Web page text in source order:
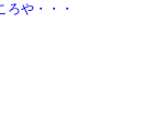
や・・・